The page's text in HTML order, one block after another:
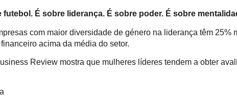
futebol. É sobre liderança. É sobre poder. É sobre
com maior diversidade de género na liderança têm 25%
acima da média do setor.
Review mostra que mulheres líderes tendem a obter